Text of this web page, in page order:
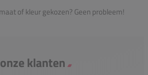
of kleur gekozen? Geen probleem!
klanten